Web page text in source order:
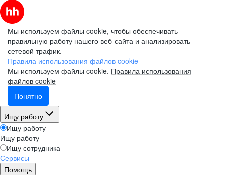
Мы используем файлы cookie, чтобы обеспечивать
правильную работу нашего веб-сайта и анализировать
сетевой трафик.
Правила использования файлов cookie
Мы используем файлы cookie. Правила использования
файлов cookie
Понятно
Ищу работу
Ищу работу
Ищу работу
Ищу сотрудника
Сервисы
Помощь